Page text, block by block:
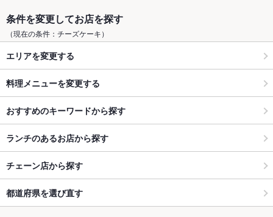
条件を変更してお店を探す
（現在の条件：チーズケーキ）
エリアを変更する
料理メニューを変更する
おすすめのキーワードから探す
ランチのあるお店から探す
チェーン店から探す
都道府県を選び直す